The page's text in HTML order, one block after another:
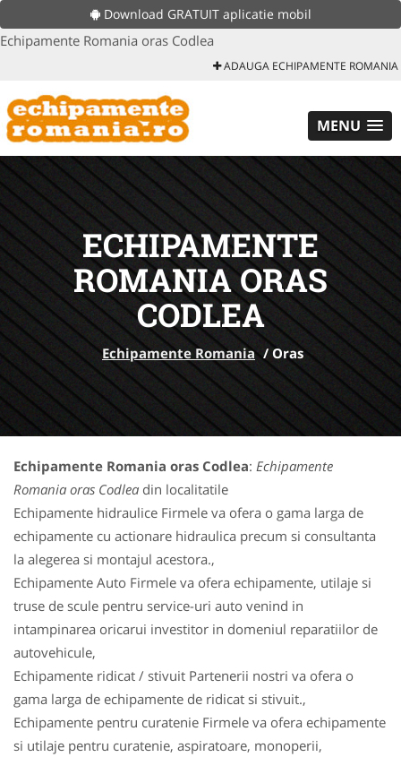
Download GRATUIT aplicatie mobil
Echipamente Romania oras Codlea
ADAUGA ECHIPAMENTE ROMANIA
MENU
ECHIPAMENTE
ROMANIA ORAS
CODLEA
Echipamente Romania / Oras
Echipamente Romania oras Codlea: Echipamente
Romania oras Codlea din localitatile
Echipamente hidraulice Firmele va ofera o gama larga de
echipamente cu actionare hidraulica precum si consultanta
la alegerea si montajul acestora.,
Echipamente Auto Firmele va ofera echipamente, utilaje si
truse de scule pentru service-uri auto venind in
intampinarea oricarui investitor in domeniul reparatiilor de
autovehicule,
Echipamente ridicat / stivuit Partenerii nostri va ofera o
gama larga de echipamente de ridicat si stivuit.,
Echipamente pentru curatenie Firmele va ofera echipamente
si utilaje pentru curatenie, aspiratoare, monoperii,